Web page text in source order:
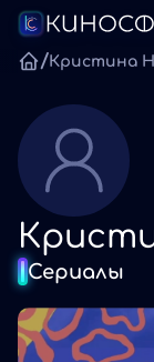
/Кристина
Сериалы